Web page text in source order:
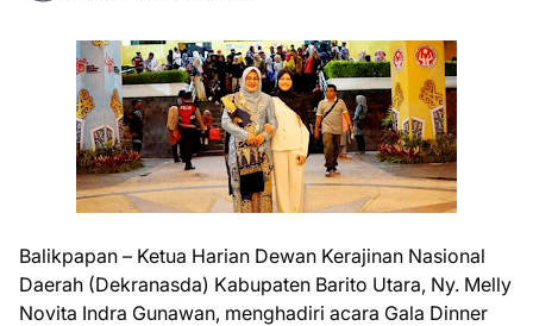
Balikpapan – Ketua Harian Dewan Kerajinan Nasional
Daerah (Dekranasda) Kabupaten Barito Utara, Ny. Melly
Novita Indra Gunawan, menghadiri acara Gala Dinner